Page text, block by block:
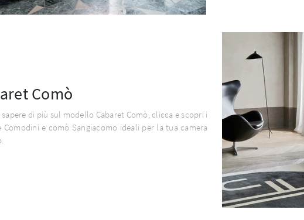
Comò
sapere di più sul modello Cabaret Comò, clicca e scopri i
Comodini e comò Sangiacomo ideali per la tua camera